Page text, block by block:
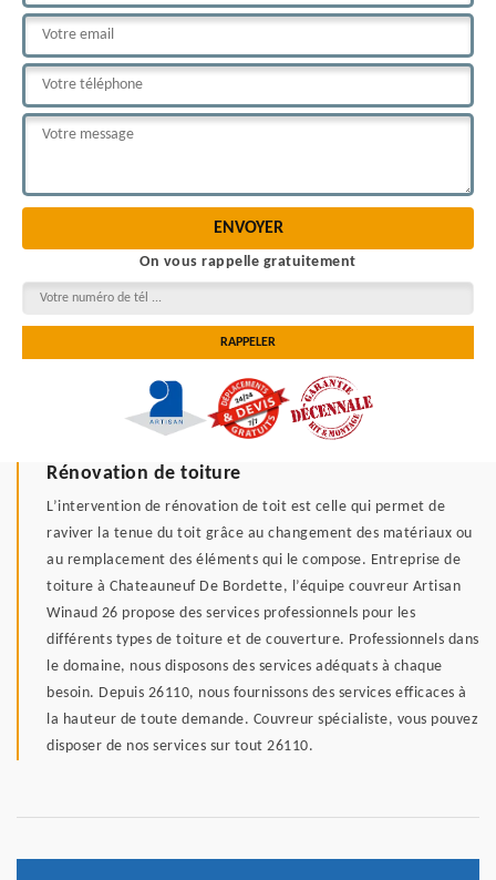
On vous rappelle gratuitement
Rénovation de toiture
L’intervention de rénovation de toit est celle qui permet de
raviver la tenue du toit grâce au changement des matériaux ou
au remplacement des éléments qui le compose. Entreprise de
toiture à Chateauneuf De Bordette, l’équipe couvreur Artisan
Winaud 26 propose des services professionnels pour les
différents types de toiture et de couverture. Professionnels dans
le domaine, nous disposons des services adéquats à chaque
besoin. Depuis 26110, nous fournissons des services efficaces à
la hauteur de toute demande. Couvreur spécialiste, vous pouvez
disposer de nos services sur tout 26110.